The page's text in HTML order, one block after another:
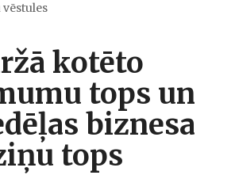
kotēto
tops un
biznesa
tops